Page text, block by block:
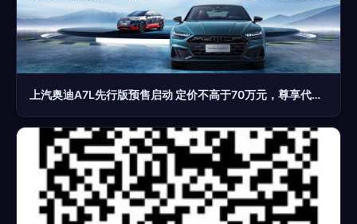
上汽奥迪A7L先行版预售启动 定价不高于70万元，尊享代驾服务